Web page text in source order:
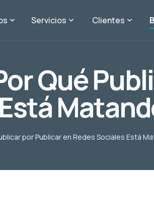
Servicios Clientes
Qué
por Publicar en Redes Sociales Está